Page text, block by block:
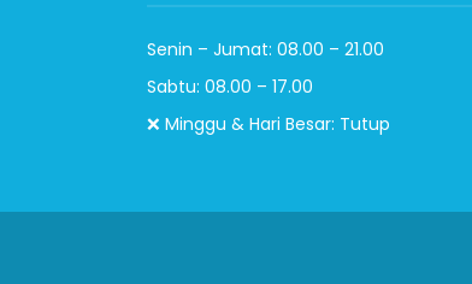
Senin – Jumat: 08.00 – 21.00
Sabtu: 08.00 – 17.00
❌ Minggu & Hari Besar: Tutup